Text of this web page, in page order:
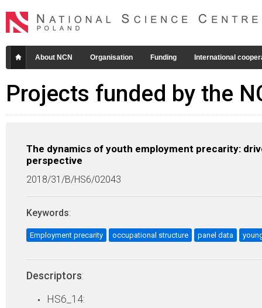
About NCN Organisation Funding International
Projects funded by the
The dynamics of youth employment precarity:
perspective
2018/31/B/HS6/02043
Keywords:
Employment precarity occupational structure panel data
Descriptors:
HS6_14: